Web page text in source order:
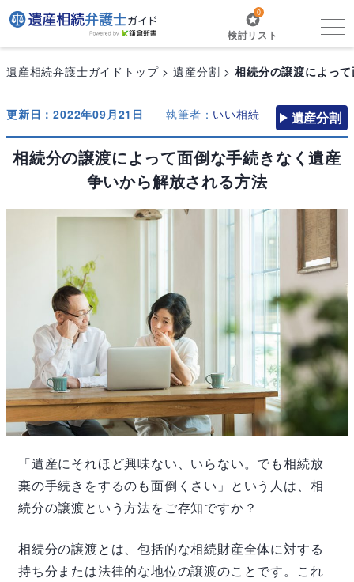
0
検討リスト
遺産相続弁護士ガイドトップ 遺産分割 相続分の譲渡によっ
更新日：2022年09月21日 執筆者： いい相続 遺産分割
相続分の譲渡によって面倒な手続きなく遺産
争いから解放される方法
「遺産にそれほど興味ない、いらない。でも相続放
棄の手続きをするのも面倒くさい」という人は、相
続分の譲渡という方法をご存知ですか？
相続分の譲渡とは、包括的な相続財産全体に対する
持ち分または法律的な地位の譲渡のことです。これ